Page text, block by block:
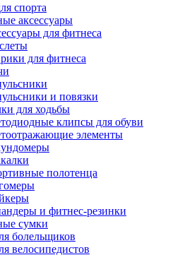
спорта
аксессуары
для фитнеса
для фитнеса
и повязки
для ходьбы
клипсы для обуви
элементы
полотенца
и фитнес-резинки
сумки
болельщиков
велосипедистов